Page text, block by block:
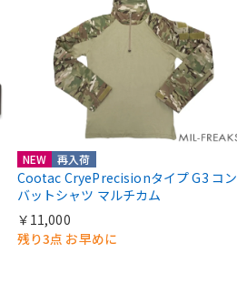
NEW 再入荷
Cootac CryePrecisionタイプ G3 コン
バットシャツ マルチカム
￥11,000
残り3点 お早めに